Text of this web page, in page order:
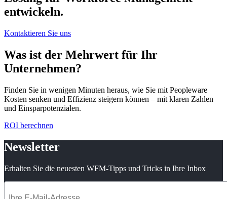
entwickeln.
Kontaktieren Sie uns
Was ist der Mehrwert für Ihr
Unternehmen?
Finden Sie in wenigen Minuten heraus, wie Sie mit Peopleware
Kosten senken und Effizienz steigern können – mit klaren Zahlen
und Einsparpotenzialen.
ROI berechnen
Newsletter
Erhalten Sie die neuesten WFM-Tipps und Tricks in Ihre Inbox